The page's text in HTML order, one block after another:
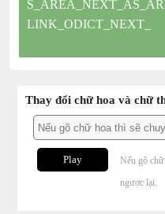
LINK_ODICT_NEXT_
Thay đổi chữ hoa và chữ
Play
Nếu gõ
ngược lại.